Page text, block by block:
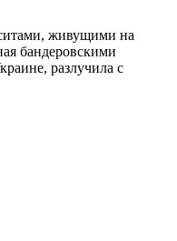
живущими на
бандеровскими
разлучила с